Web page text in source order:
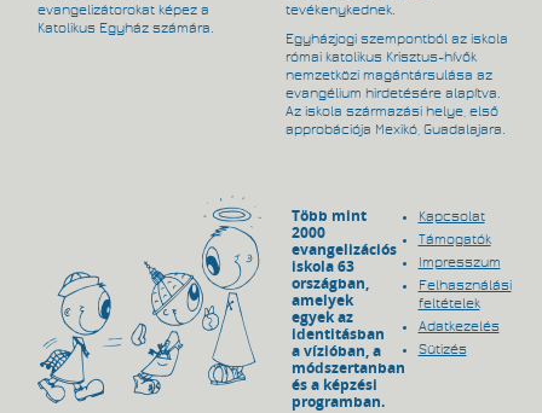
evangelizátorokat képez a
Katolikus Egyház számára.
tevékenykednek.
Egyházjogi szempontból az iskola
római katolikus Krisztus-hívők
nemzetközi magántársulása az
evangélium hirdetésére alapítva.
Az iskola származási helye, első
approbációja Mexikó, Guadalajara.
Több mint
2000
evangelizációs
iskola 63
országban,
amelyek
egyek az
identitásban
a vízióban, a
módszertanban
és a képzési
programban.
Kapcsolat
Támogatók
Impresszum
Felhasználási
feltételek
Adatkezelés
Sütizés